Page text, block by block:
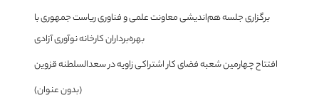
برگزاری جلسه هم‌اندیشی معاونت علمی و فناوری ریاست جمهوری با
بهره‌برداران کارخانه نوآوری آزادی
افتتاح چهارمین شعبه فضای کار اشتراکی زاویه در سعدالسلطنه قزوین
(بدون عنوان)